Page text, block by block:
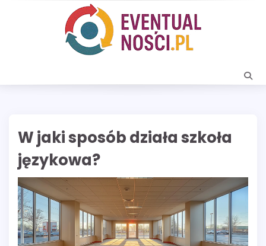
W jaki sposób działa szkoła
językowa?